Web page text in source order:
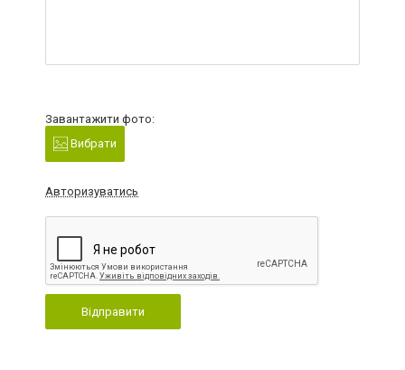
Завантажити фото:
Вибрати
Авторизуватись
Відправити